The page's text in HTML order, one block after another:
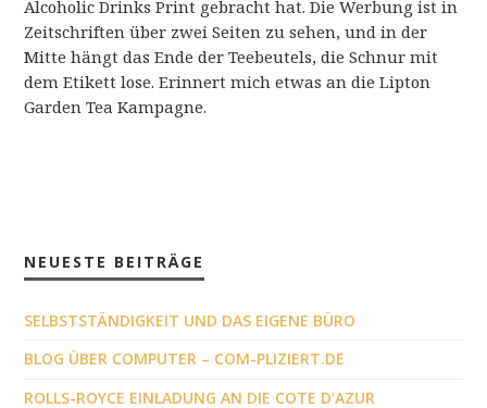
Alcoholic Drinks Print gebracht hat. Die Werbung ist in
Zeitschriften über zwei Seiten zu sehen, und in der
Mitte hängt das Ende der Teebeutels, die Schnur mit
dem Etikett lose. Erinnert mich etwas an die Lipton
Garden Tea Kampagne.
NEUESTE BEITRÄGE
SELBSTSTÄNDIGKEIT UND DAS EIGENE BÜRO
BLOG ÜBER COMPUTER – COM-PLIZIERT.DE
ROLLS-ROYCE EINLADUNG AN DIE COTE D’AZUR